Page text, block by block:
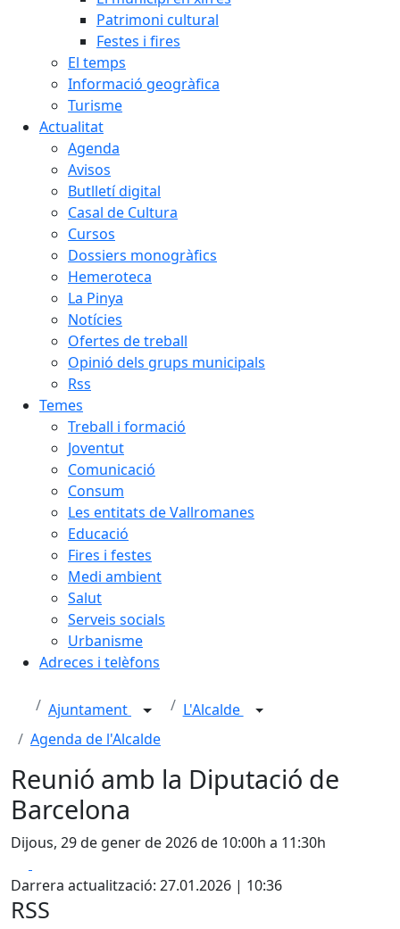
Patrimoni cultural
Festes i fires
El temps
Informació geogràfica
Turisme
Actualitat
Agenda
Avisos
Butlletí digital
Casal de Cultura
Cursos
Dossiers monogràfics
Hemeroteca
La Pinya
Notícies
Ofertes de treball
Opinió dels grups municipals
Rss
Temes
Treball i formació
Joventut
Comunicació
Consum
Les entitats de Vallromanes
Educació
Fires i festes
Medi ambient
Salut
Serveis socials
Urbanisme
Adreces i telèfons
Ajuntament
L'Alcalde
Agenda de l'Alcalde
Reunió amb la Diputació de
Barcelona
Dijous, 29 de gener de 2026 de 10:00h a 11:30h
Darrera actualització: 27.01.2026 | 10:36
RSS